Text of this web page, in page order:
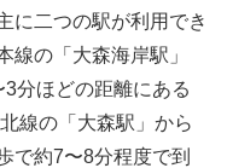
に二つの駅が利用でき
線の「大森海岸駅」
分ほどの距離にある
線の「大森駅」から
で約7〜8分程度で到